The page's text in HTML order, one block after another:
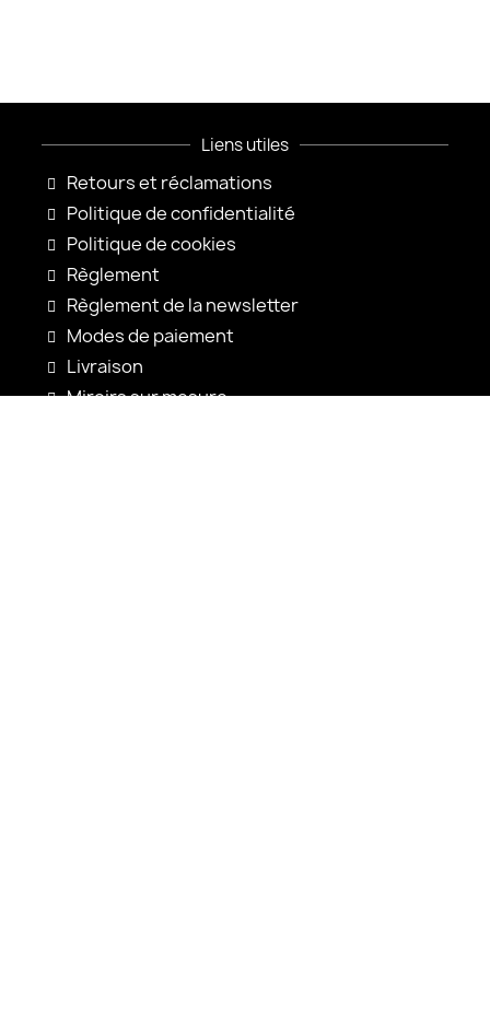
Liens utiles
Retours et réclamations
Politique de confidentialité
Politique de cookies
Règlement
Règlement de la newsletter
Modes de paiement
Livraison
Miroirs sur mesure